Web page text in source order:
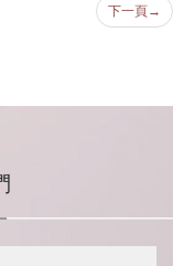
下一頁→